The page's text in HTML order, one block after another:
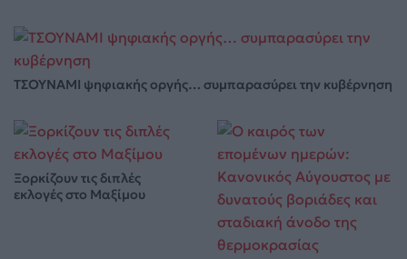
ΤΣΟΥΝΑΜΙ ψηφιακής οργής… συμπαρασύρει την κυβέρνηση
Ξορκίζουν τις διπλές
εκλογές στο Μαξίμου